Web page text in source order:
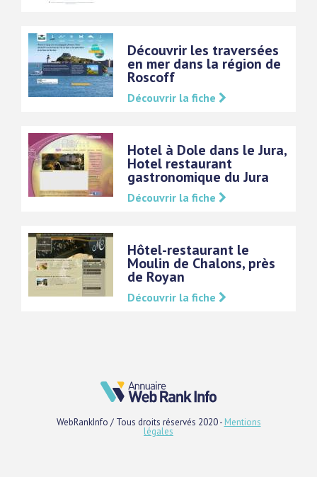
Découvrir les traversées
en mer dans la région de
Roscoff
Découvrir la fiche
Hotel à Dole dans le Jura,
Hotel restaurant
gastronomique du Jura
Découvrir la fiche
Hôtel-restaurant le
Moulin de Chalons, près
de Royan
Découvrir la fiche
WebRankInfo / Tous droits réservés 2020 - Mentions
légales